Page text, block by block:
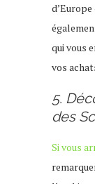
qui vous
vos
5.
des
Si vous